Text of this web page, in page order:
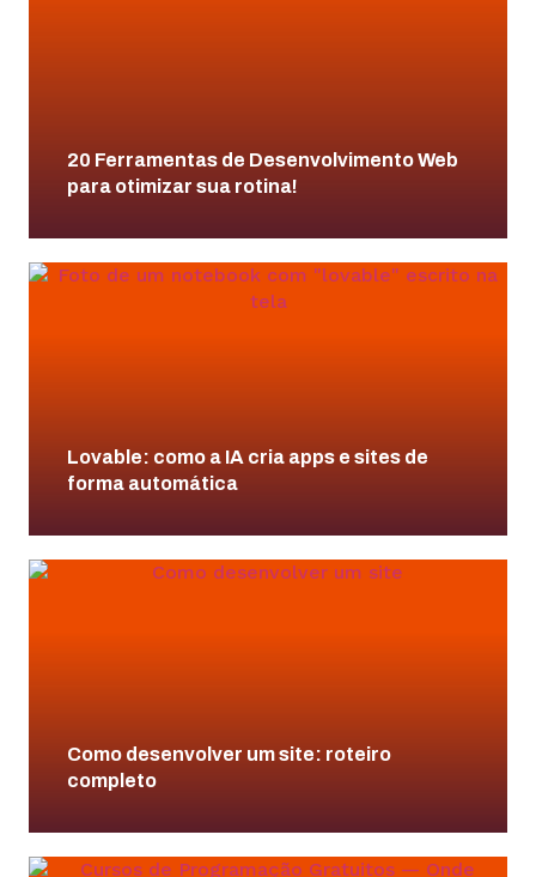
20 Ferramentas de Desenvolvimento Web
para otimizar sua rotina!
Lovable: como a IA cria apps e sites de
forma automática
Como desenvolver um site: roteiro
completo